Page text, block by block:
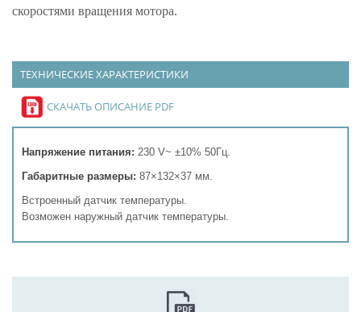
скоростями вращения мотора.
ТЕХНИЧЕСКИЕ ХАРАКТЕРИСТИКИ
СКАЧАТЬ ОПИСАНИЕ PDF
Напряжение питания: 230 V~ ±10% 50Гц.
Габаритные размеры: 87×132×37 мм.
Встроенный датчик температуры.
Возможен наружный датчик температуры.